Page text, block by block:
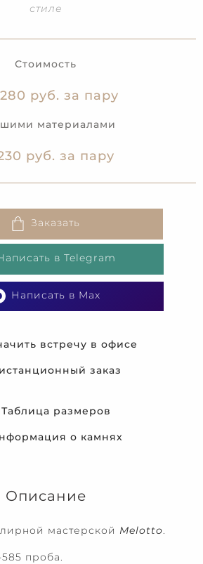
стиле
Стоимость
руб. за пару
материалами
руб. за пару
Заказать
в Telegram
Написать в Max
встречу в офисе
заказ
Таблица размеров
о камнях
Описание
мастерской Melotto.
проба.